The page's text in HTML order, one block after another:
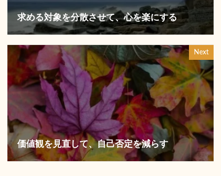
求める対象を分散させて、心を楽にする
Next
価値観を見直して、自己否定を減らす